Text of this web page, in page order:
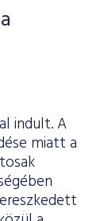
indult. A
miatt a